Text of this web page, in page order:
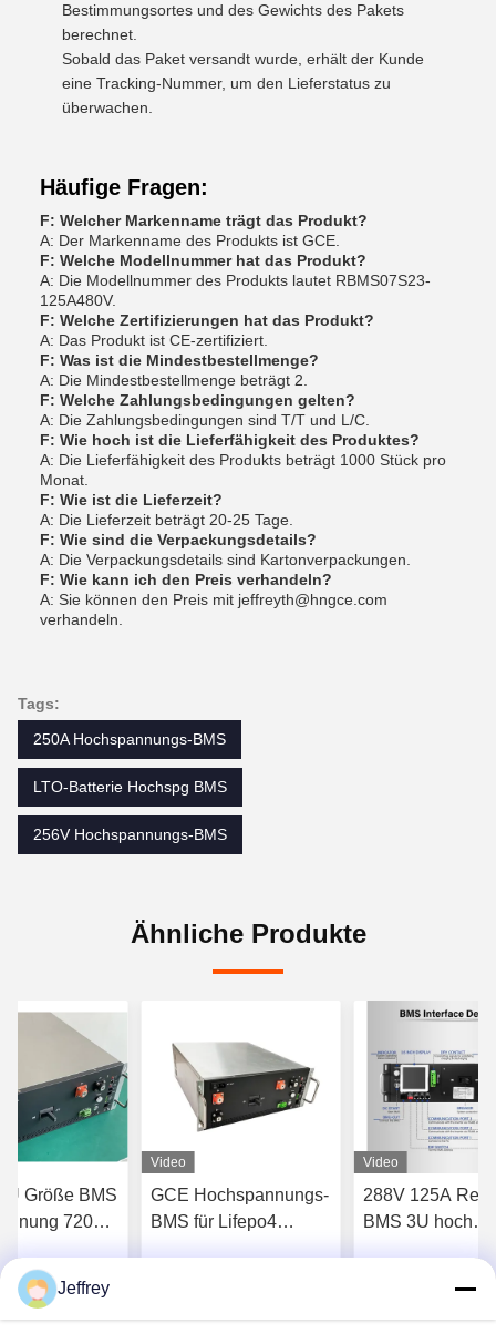
Bestimmungsortes und des Gewichts des Pakets
berechnet.
Sobald das Paket versandt wurde, erhält der Kunde
eine Tracking-Nummer, um den Lieferstatus zu
überwachen.
Häufige Fragen:
F: Welcher Markenname trägt das Produkt?
A: Der Markenname des Produkts ist GCE.
F: Welche Modellnummer hat das Produkt?
A: Die Modellnummer des Produkts lautet RBMS07S23-
125A480V.
F: Welche Zertifizierungen hat das Produkt?
A: Das Produkt ist CE-zertifiziert.
F: Was ist die Mindestbestellmenge?
A: Die Mindestbestellmenge beträgt 2.
F: Welche Zahlungsbedingungen gelten?
A: Die Zahlungsbedingungen sind T/T und L/C.
F: Wie hoch ist die Lieferfähigkeit des Produktes?
A: Die Lieferfähigkeit des Produkts beträgt 1000 Stück pro
Monat.
F: Wie ist die Lieferzeit?
A: Die Lieferzeit beträgt 20-25 Tage.
F: Wie sind die Verpackungsdetails?
A: Die Verpackungsdetails sind Kartonverpackungen.
F: Wie kann ich den Preis verhandeln?
A: Sie können den Preis mit jeffreyth@hngce.com
verhandeln.
Tags:
250A Hochspannungs-BMS
LTO-Batterie Hochspg BMS
256V Hochspannungs-BMS
Ähnliche Produkte
Größe BMS
720V
Sie besten
Video
GCE Hochspannungs-
BMS für Lifepo4
Video
288V 125A
BMS 3U hoch
Jeffrey